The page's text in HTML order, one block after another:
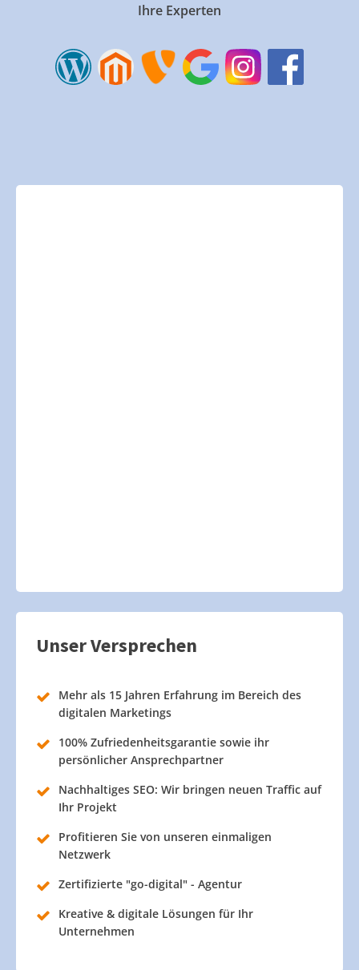
Ihre Experten
Unser Versprechen
Mehr als 15 Jahren Erfahrung im Bereich des
digitalen Marketings
100% Zufriedenheitsgarantie sowie ihr
persönlicher Ansprechpartner
Nachhaltiges SEO: Wir bringen neuen Traffic auf
Ihr Projekt
Profitieren Sie von unseren einmaligen
Netzwerk
Zertifizierte "go-digital" - Agentur
Kreative & digitale Lösungen für Ihr
Unternehmen